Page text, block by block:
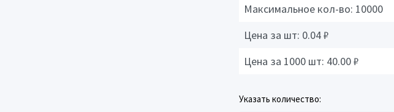
Максимальное кол-во: 10000
Цена за шт: 0.04₽
Цена за 1000 шт: 40.00₽
Указать количество: